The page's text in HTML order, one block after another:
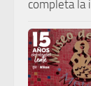
completa la